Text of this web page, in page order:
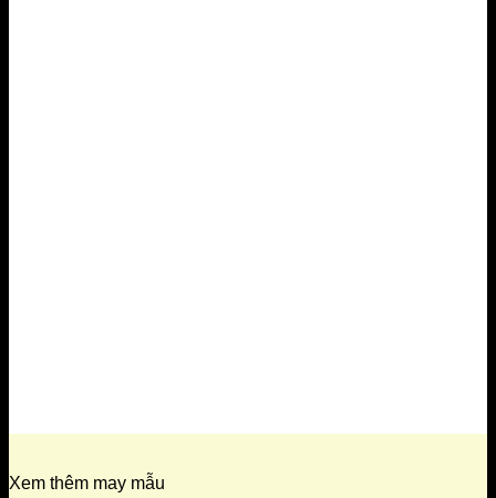
Xem thêm may mẫu